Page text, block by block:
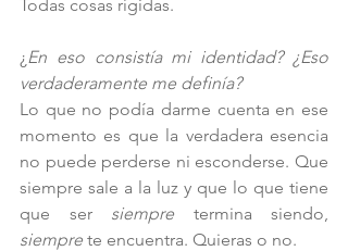
Todas cosas rígidas.
¿ En eso consistía mi identidad? ¿Eso
verdaderamente me definía?
Lo que no podía darme cuenta en ese
momento es que la verdadera esencia
no puede perderse ni esconderse. Que
siempre sale a la luz y que lo que tiene
que ser siempre
siempre te encuentra. Quieras o no.